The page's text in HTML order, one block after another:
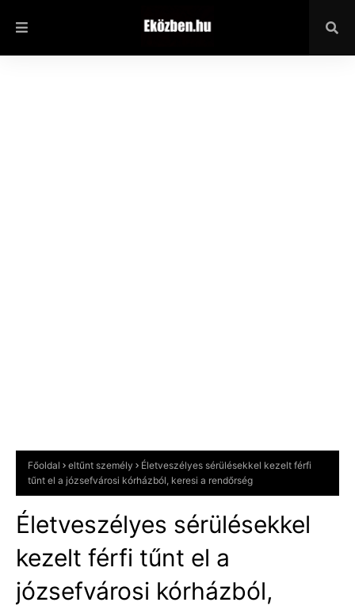
Főoldal eltűnt személy
Életveszélyes sérülésekkel kezelt férfi
tűnt el a józsefvárosi kórházból, keresi a rendőrség
Életveszélyes sérülésekkel
kezelt férfi tűnt el a
józsefvárosi kórházból,